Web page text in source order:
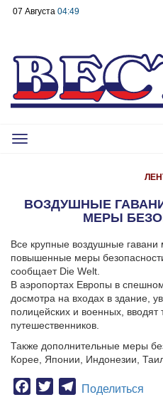
07 Августа 04:49
Toggle
ВОЗДУШНЫЕ
МЕРЫ
Все крупные воздушные
повышенные меры
сообщает Die Welt.
В аэропортах Европы в
досмотра на входах в здание,
полицейских и военных,
путешественников.
Также дополнительные меры
Корее, Японии, Индонезии,
Facebook
TwitterTelegram
Поделиться